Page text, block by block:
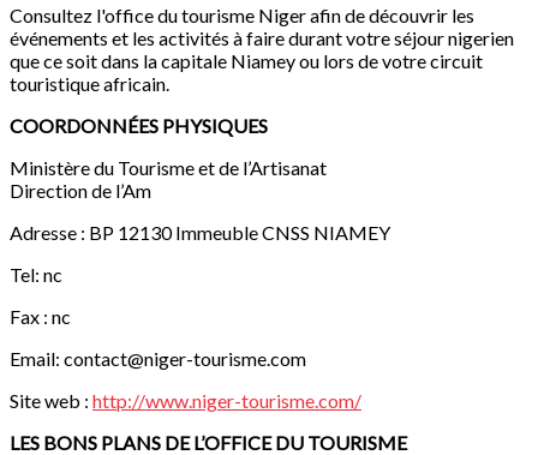
Consultez l'office du tourisme Niger afin de découvrir les
événements et les activités à faire durant votre séjour nigerien
que ce soit dans la capitale Niamey ou lors de votre circuit
touristique africain.
COORDONNÉES PHYSIQUES
Ministère du Tourisme et de l’Artisanat
Direction de l’Am
Adresse : BP 12130 Immeuble CNSS NIAMEY
Tel: nc
Fax : nc
Email: contact@niger-tourisme.com
Site web : http://www.niger-tourisme.com/
LES BONS PLANS DE L’OFFICE DU TOURISME